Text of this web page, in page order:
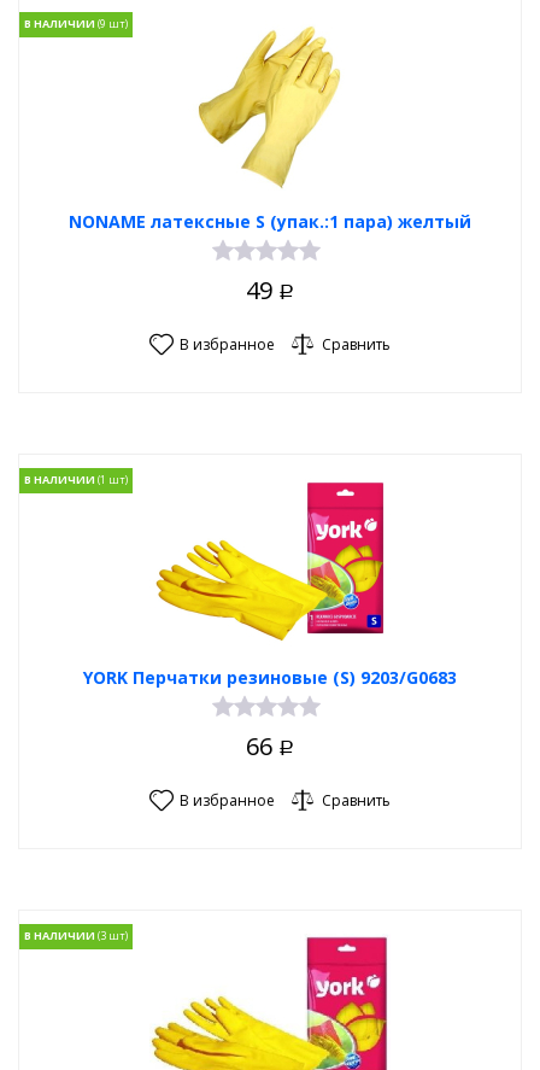
NONAME латексные S (упак.:1 пара) желтый
В НАЛИЧИИ
49 Р
В избранное Сравнить
YORK Перчатки резиновые (S) 9203/G0683
В НАЛИЧИИ
66 Р
В избранное Сравнить
В НАЛИЧИИ